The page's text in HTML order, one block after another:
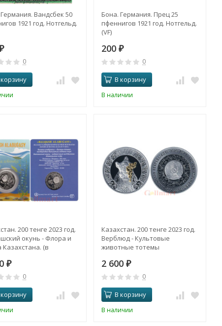
Вандсбек 50
1921 год. Нотгельд.
0
Бона. Германия. Прец 25
пфеннигов 1921 год. Нотгельд.
(VF)
200₽
0
В корзину
В наличии
200 тенге 2023 год.
окунь - Флора и
Казахстана. (в
₽
0
Казахстан. 200 тенге 2023 год.
Верблюд - Культовые
животные тотемы
2 600₽
0
В корзину
В наличии